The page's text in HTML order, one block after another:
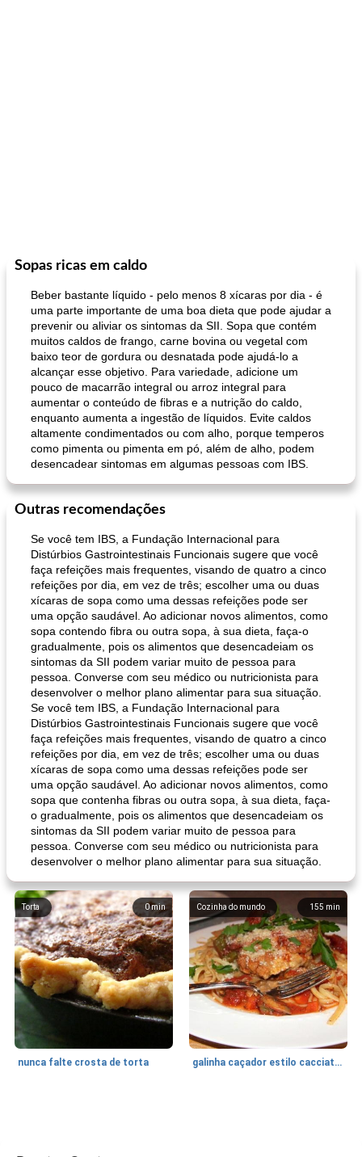
Sopas ricas em caldo
Beber bastante líquido - pelo menos 8 xícaras por dia - é
uma parte importante de uma boa dieta que pode ajudar a
prevenir ou aliviar os sintomas da SII. Sopa que contém
muitos caldos de frango, carne bovina ou vegetal com
baixo teor de gordura ou desnatada pode ajudá-lo a
alcançar esse objetivo. Para variedade, adicione um
pouco de macarrão integral ou arroz integral para
aumentar o conteúdo de fibras e a nutrição do caldo,
enquanto aumenta a ingestão de líquidos. Evite caldos
altamente condimentados ou com alho, porque temperos
como pimenta ou pimenta em pó, além de alho, podem
desencadear sintomas em algumas pessoas com IBS.
Outras recomendações
Se você tem IBS, a Fundação Internacional para
Distúrbios Gastrointestinais Funcionais sugere que você
faça refeições mais frequentes, visando de quatro a cinco
refeições por dia, em vez de três; escolher uma ou duas
xícaras de sopa como uma dessas refeições pode ser
uma opção saudável. Ao adicionar novos alimentos, como
sopa contendo fibra ou outra sopa, à sua dieta, faça-o
gradualmente, pois os alimentos que desencadeiam os
sintomas da SII podem variar muito de pessoa para
pessoa. Converse com seu médico ou nutricionista para
desenvolver o melhor plano alimentar para sua situação.
Se você tem IBS, a Fundação Internacional para
Distúrbios Gastrointestinais Funcionais sugere que você
faça refeições mais frequentes, visando de quatro a cinco
refeições por dia, em vez de três; escolher uma ou duas
xícaras de sopa como uma dessas refeições pode ser
uma opção saudável. Ao adicionar novos alimentos, como
sopa que contenha fibras ou outra sopa, à sua dieta, faça-
o gradualmente, pois os alimentos que desencadeiam os
sintomas da SII podem variar muito de pessoa para
pessoa. Converse com seu médico ou nutricionista para
desenvolver o melhor plano alimentar para sua situação.
0min
Torta
nunca falte crosta de torta
155 min
Cozinha do mundo
galinha caçador estilo cacciatore